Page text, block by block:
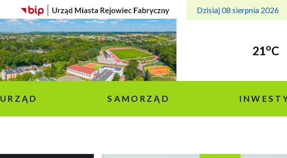
Dzisiaj 08 sierpnia 2026
21oC
URZĄD SAMORZĄD